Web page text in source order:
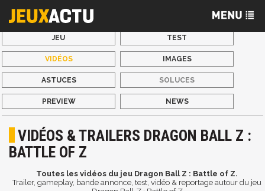
JEU TEST
VIDÉOS IMAGES
ASTUCES SOLUCES
PREVIEW NEWS
VIDÉOS & TRAILERS DRAGON BALL Z :
BATTLE OF Z
Toutes les vidéos du jeu Dragon Ball Z : Battle of Z.
Trailer, gameplay, bande annonce, test, vidéo & reportage autour du jeu